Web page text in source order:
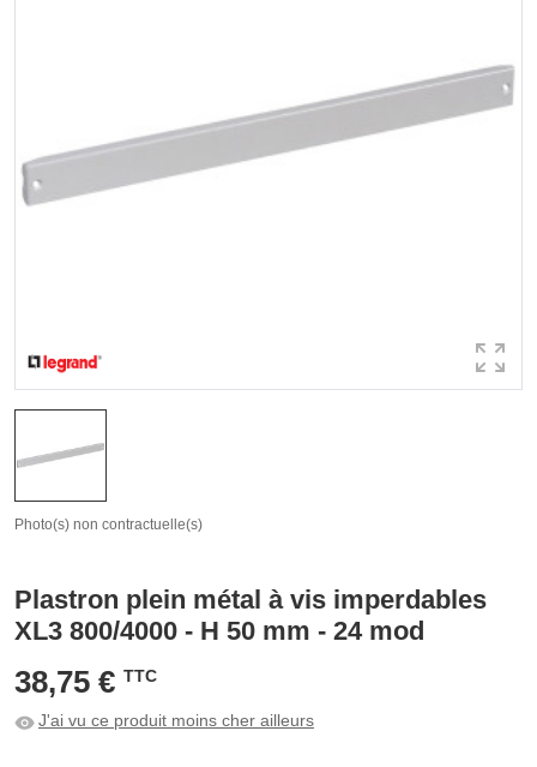
Photo(s) non contractuelle(s)
Plastron plein métal à vis imperdables
XL3 800/4000 - H 50 mm - 24 mod
38,75 € TTC
J'ai vu ce produit moins cher ailleurs